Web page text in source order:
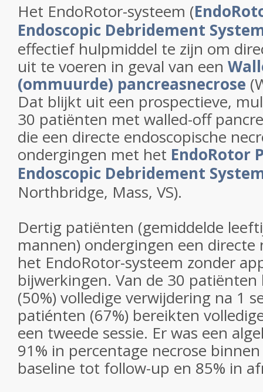
Het EndoRotor-systeem (
Endoscopic Debridement
effectief hulpmiddel te zijn om
uit te voeren in geval van een
(ommuurde) pancreasnecrose
Dat blijkt uit een prospectieve,
30 patiënten met walled-off
die een directe endoscopische
ondergingen met het EndoRotor
Endoscopic Debridement
Northbridge, Mass, VS).
Dertig patiënten (gemiddelde
mannen) ondergingen een
het EndoRotor-systeem zonder
bijwerkingen. Van de 30
(50%) volledige verwijdering na 1
patiénten (67%) bereikten
een tweede sessie. Er was een
91% in percentage necrose
baseline tot follow-up en 85% in